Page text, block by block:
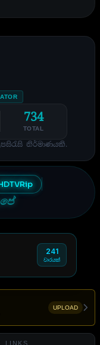
734
TOTAL
නිර්මාණයකි.
241
වාරයක්
UPLOAD